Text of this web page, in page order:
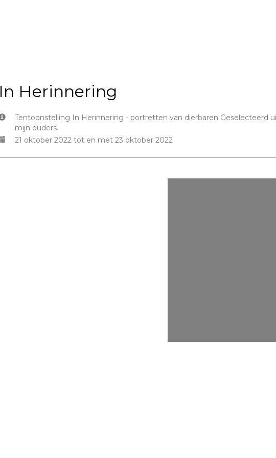
In Herinnering
Tentoonstelling In Herinnering - portretten van dierbaren Geselecteerd
mijn ouders.
21 oktober 2022 tot en met 23 oktober 2022